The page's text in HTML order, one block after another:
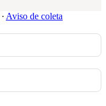
∙ Aviso de coleta